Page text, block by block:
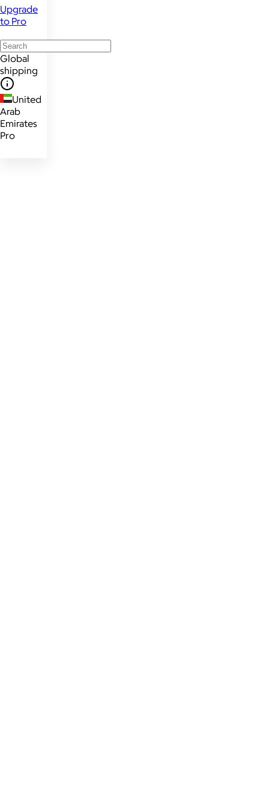
Upgrade
to Pro
Global
shipping
United
Arab
Emirates
Pro